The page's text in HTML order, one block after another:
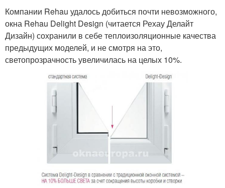
Компании Rehau удалось добиться почти невозможного,
окна Rehau Delight Design (читается Рехау Делайт
Дизайн) сохранили в себе теплоизоляционные качества
предыдущих моделей, и не смотря на это,
светопрозрачность увеличилась на целых 10%.